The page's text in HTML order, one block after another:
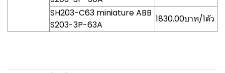
SH203-C63 miniature ABB
S203-3P-63A
1830.00บาท/1ตัว